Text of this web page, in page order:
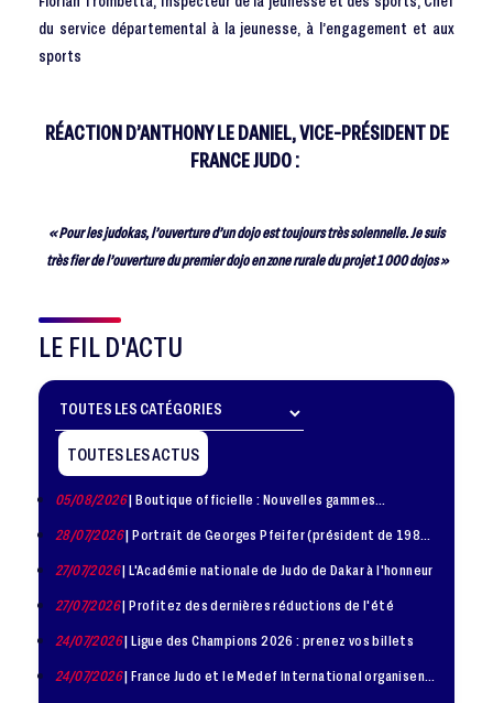
du service départemental à la jeunesse, à l’engagement et aux
sports
RÉACTION D’ANTHONY LE DANIEL, VICE-PRÉSIDENT DE
FRANCE JUDO :
« Pour les judokas, l’ouverture d’un dojo est toujours très solennelle. Je suis
très fier de l’ouverture du premier dojo en zone rurale du projet 1 000 dojos »
LE FIL D'ACTU
TOUTES LES ACTUS
05/08/2026| Boutique officielle : Nouvelles gammes
28/07/2026| Portrait de Georges Pfeifer (président de 1981
27/07/2026| L'Académie nationale de Judo de Dakar à l'honneur
27/07/2026| Profitez des dernières réductions de l'été
24/07/2026| Ligue des Champions 2026 : prenez vos billets
24/07/2026| France Judo et le Medef International organisent